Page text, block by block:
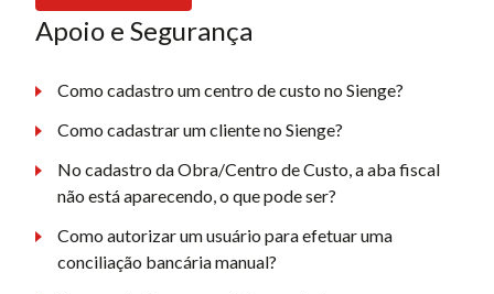
Apoio e Segurança
Como cadastro um centro de custo no Sienge?
Como cadastrar um cliente no Sienge?
No cadastro da Obra/Centro de Custo, a aba fiscal
não está aparecendo, o que pode ser?
Como autorizar um usuário para efetuar uma
conciliação bancária manual?